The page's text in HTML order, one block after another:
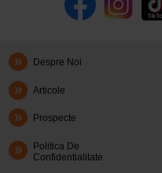
Despre Noi
Articole
Prospecte
Politica De
Confidentialitate